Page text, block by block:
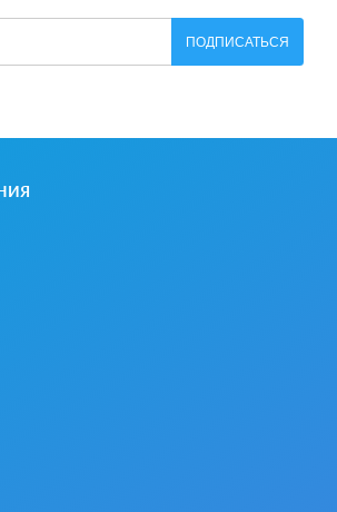
ПОДПИСАТЬСЯ